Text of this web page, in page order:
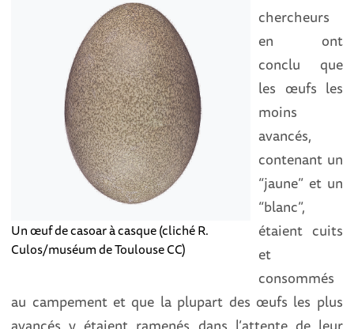
Un œuf de casoar à casque (cliché R.
Culos/muséum de Toulouse CC)
chercheurs
en ont
conclu que
les œufs les
moins
avancés,
contenant un
“jaune” et un
“blanc”,
étaient cuits
et
consommés
au campement et que la plupart des œufs les plus